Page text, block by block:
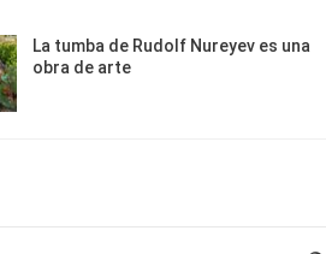
La tumba de Rudolf Nureyev es una
obra de arte